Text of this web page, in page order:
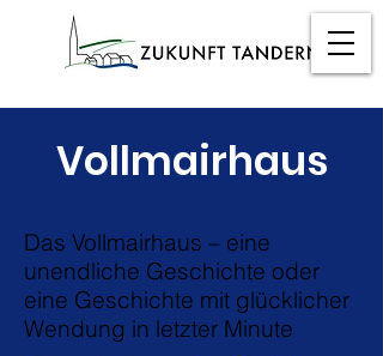
Vollmairhaus
Das Vollmairhaus – eine
unendliche Geschichte oder
eine Geschichte mit glücklicher
Wendung in letzter Minute